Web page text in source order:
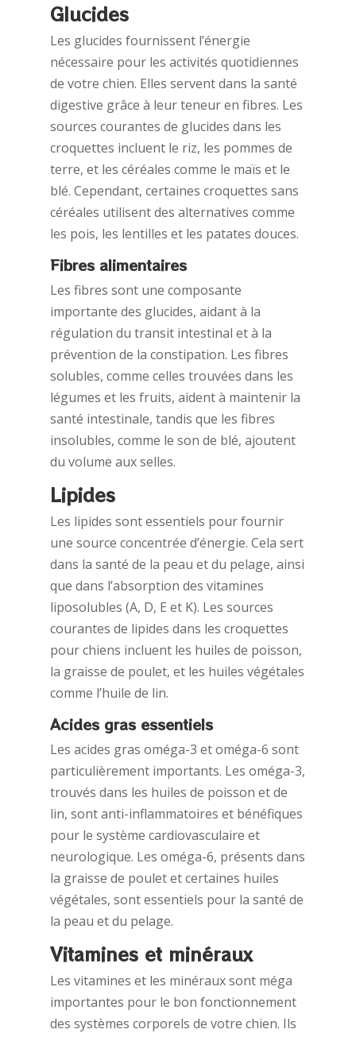
Glucides
Les glucides fournissent l’énergie
nécessaire pour les activités quotidiennes
de votre chien. Elles servent dans la santé
digestive grâce à leur teneur en fibres. Les
sources courantes de glucides dans les
croquettes incluent le riz, les pommes de
terre, et les céréales comme le maïs et le
blé. Cependant, certaines croquettes sans
céréales utilisent des alternatives comme
les pois, les lentilles et les patates douces.
Fibres alimentaires
Les fibres sont une composante
importante des glucides, aidant à la
régulation du transit intestinal et à la
prévention de la constipation. Les fibres
solubles, comme celles trouvées dans les
légumes et les fruits, aident à maintenir la
santé intestinale, tandis que les fibres
insolubles, comme le son de blé, ajoutent
du volume aux selles.
Lipides
Les lipides sont essentiels pour fournir
une source concentrée d’énergie. Cela sert
dans la santé de la peau et du pelage, ainsi
que dans l’absorption des vitamines
liposolubles (A, D, E et K). Les sources
courantes de lipides dans les croquettes
pour chiens incluent les huiles de poisson,
la graisse de poulet, et les huiles végétales
comme l’huile de lin.
Acides gras essentiels
Les acides gras oméga-3 et oméga-6 sont
particulièrement importants. Les oméga-3,
trouvés dans les huiles de poisson et de
lin, sont anti-inflammatoires et bénéfiques
pour le système cardiovasculaire et
neurologique. Les oméga-6, présents dans
la graisse de poulet et certaines huiles
végétales, sont essentiels pour la santé de
la peau et du pelage.
Vitamines et minéraux
Les vitamines et les minéraux sont méga
importantes pour le bon fonctionnement
des systèmes corporels de votre chien. Ils